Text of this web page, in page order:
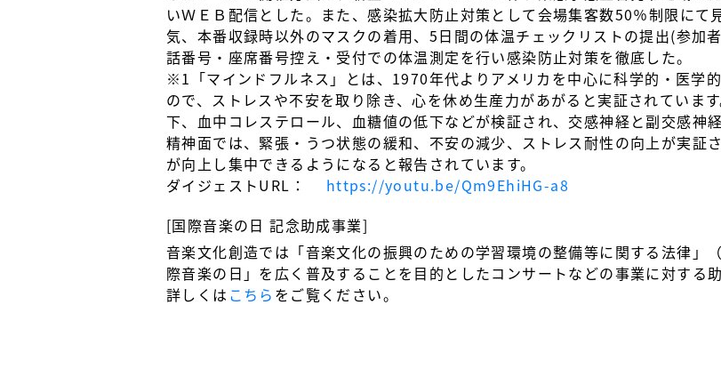
いＷＥＢ配信とした。また、感染拡大防止対策として会場集客数50％制限に
気、本番収録時以外のマスクの着用、5日間の体温チェックリストの提出(参加
話番号・座席番号控え・受付での体温測定を行い感染防止対策を徹底した。
※1「マインドフルネス」とは、1970年代よりアメリカを中心に科学的・医学
ので、ストレスや不安を取り除き、心を休め生産力があがると実証されていま
下、血中コレステロール、血糖値の低下などが検証され、交感神経と副交感神
精神面では、緊張・うつ状態の緩和、不安の減少、ストレス耐性の向上が実証
が向上し集中できるようになると報告されています。
ダイジェストURL： https://youtu.be/Qm9EhiHG-a8
[国際音楽の日 記念助成事業]
音楽文化創造では「音楽文化の振興のための学習環境の整備等に関する法律」
際音楽の日」を広く普及することを目的としたコンサートなどの事業に対する助
詳しくは こちら をご覧ください。